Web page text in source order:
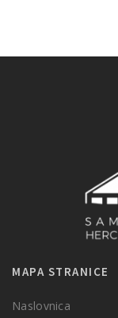
MAPA STRANICE
Naslovnica